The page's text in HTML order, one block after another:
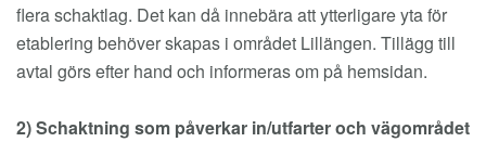
flera schaktlag. Det kan då innebära att ytterligare yta för
etablering behöver skapas i området Lillängen. Tillägg till
avtal görs efter hand och informeras om på hemsidan.
2) Schaktning som påverkar in/utfarter och vägområdet